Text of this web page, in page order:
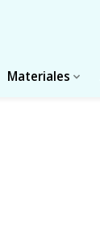
Materiales